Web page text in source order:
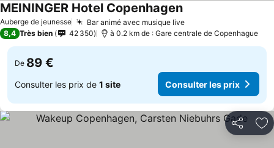
Auberge de jeunesse Bar animé avec musique live
MEININGER Hotel Copenhagen
8,4 Très bien 42 350 à 0.2 km de : Gare centrale de Copenhague
De 89 €
Consulter les prix de 1 site Consulter les prix
Partager